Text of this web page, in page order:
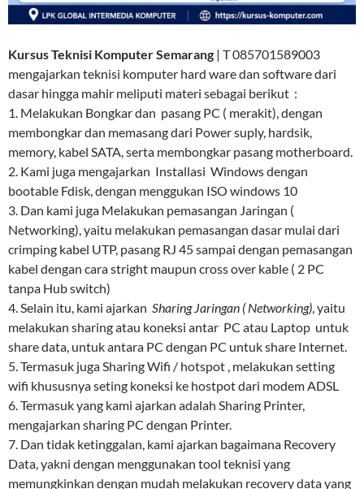
Kursus Teknisi Komputer Semarang | T 085701589003
mengajarkan teknisi komputer hard ware dan software dari
dasar hingga mahir meliputi materi sebagai berikut :
1. Melakukan Bongkar dan pasang PC ( merakit), dengan
membongkar dan memasang dari Power suply, hardsik,
memory, kabel SATA, serta membongkar pasang motherboard.
2. Kami juga mengajarkan Installasi Windows dengan
bootable Fdisk, dengan menggukan ISO windows 10
3. Dan kami juga Melakukan pemasangan Jaringan (
Networking), yaitu melakukan pemasangan dasar mulai dari
crimping kabel UTP, pasang RJ 45 sampai dengan pemasangan
kabel dengan cara stright maupun cross over kable ( 2 PC
tanpa Hub switch)
4. Selain itu, kami ajarkan Sharing Jaringan ( Networking), yaitu
melakukan sharing atau koneksi antar PC atau Laptop untuk
share data, untuk antara PC dengan PC untuk share Internet.
5. Termasuk juga Sharing Wifi / hotspot , melakukan setting
wifi khususnya seting koneksi ke hostpot dari modem ADSL
6. Termasuk yang kami ajarkan adalah Sharing Printer,
mengajarkan sharing PC dengan Printer.
7. Dan tidak ketinggalan, kami ajarkan bagaimana Recovery
Data, yakni dengan menggunakan tool teknisi yang
memungkinkan dengan mudah melakukan recovery data yang